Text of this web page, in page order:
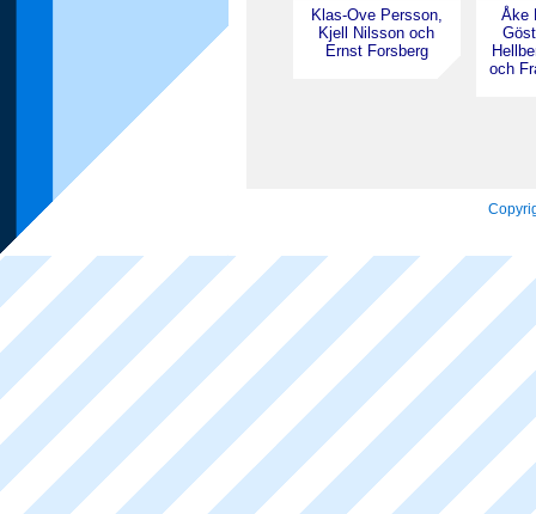
Klas-Ove Persson,
Kjell Nilsson och
Ernst Forsberg
Åke
och